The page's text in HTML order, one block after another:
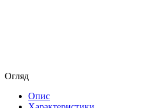
Огляд
Опис